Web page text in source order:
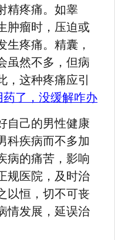
精疼痛。如睾
肿瘤时，压迫或
生疼痛。精囊，
虽然不多，但病
，这种疼痛应引
药了，没缓解咋办
自己的男性健康
科疾病而不多加
病的痛苦，影响
规医院，及时治
以恒，切不可丧
情发展，延误治